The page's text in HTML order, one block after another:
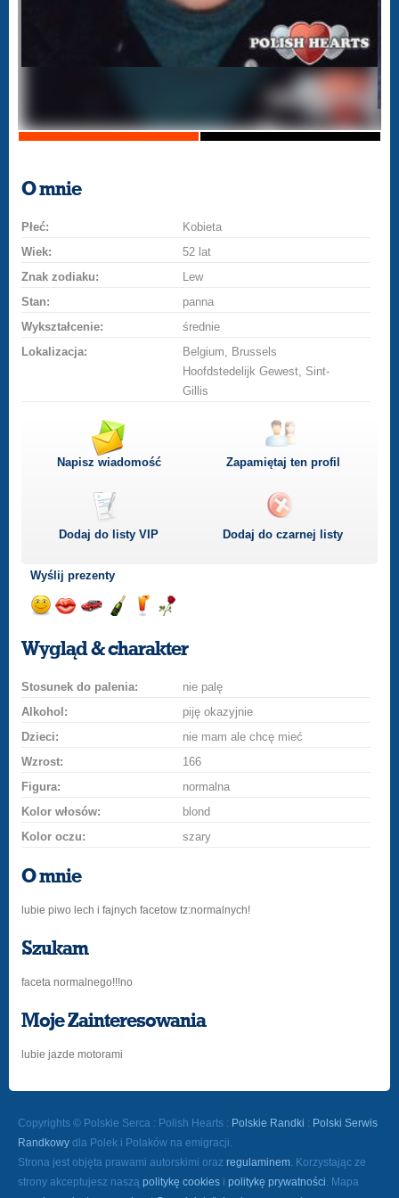
O mnie
Płeć:
Kobieta
Wiek:
52 lat
Znak zodiaku:
Lew
Stan:
panna
Wykształcenie:
średnie
Lokalizacja:
Belgium, Brussels
Hoofdstedelijk Gewest, Sint-
Gillis
Napisz wiadomość Zapamiętaj ten profil
Dodaj do listyVIP Dodaj do czarnej listy
Wyślij prezenty
uśmiech
buziakasamochodem
szampana
drinka
różę
Wygląd & charakter
Stosunek do palenia:
nie palę
Alkohol:
piję okazyjnie
Dzieci:
nie mam ale chcę mieć
Wzrost:
166
Figura:
normalna
Kolor włosów:
blond
Kolor oczu:
szary
O mnie
lubie piwo lech i fajnych facetow tz:normalnych!
Szukam
faceta normalnego!!!no
Moje Zainteresowania
lubie jazde motorami
Copyrights © Polskie Serca : Polish Hearts : Polskie Randki : Polski Serwis
Randkowy dla Polek i Polaków na emigracji.
Strona jest objęta prawami autorskimi oraz regulaminem. Korzystając ze
strony akceptujesz naszą politykę cookies i politykę prywatności. Mapa